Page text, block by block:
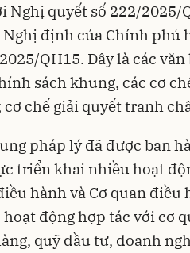
Nghị quyết số 222/2025/
Nghị định của Chính phủ
QH15. Đây là các
sách khung, các cơ
chế giải quyết tranh
pháp lý đã được ban
triển khai nhiều hoạt
hành và Cơ quan điều
động hợp tác với cơ
quỹ đầu tư, doanh